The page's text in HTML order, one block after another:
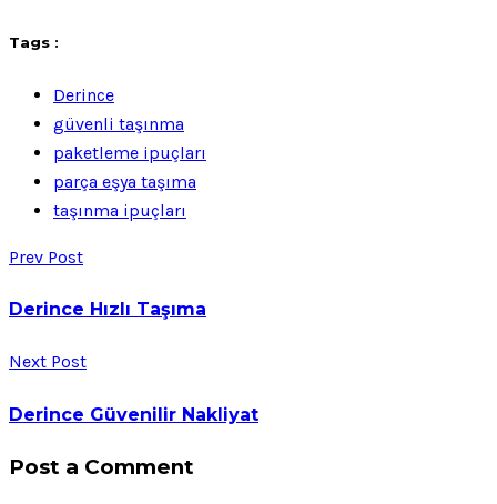
Tags :
Derince
güvenli taşınma
paketleme ipuçları
parça eşya taşıma
taşınma ipuçları
Prev Post
Derince Hızlı Taşıma
Next Post
Derince Güvenilir Nakliyat
Post a Comment